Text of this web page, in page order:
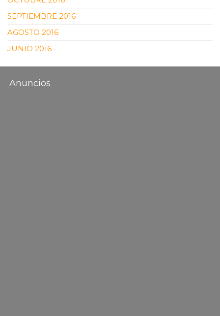
SEPTIEMBRE 2016
AGOSTO 2016
JUNIO 2016
Anuncios